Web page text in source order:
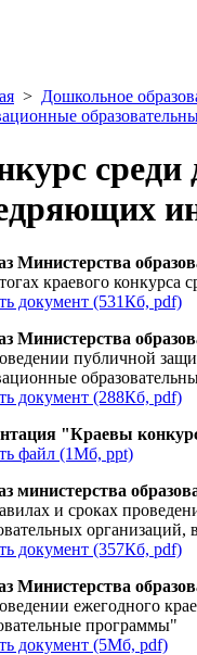
> Дошкольное
Министерства
краевого конкурса
документ (531Кб, pdf)
Министерства
публичной
документ (288Кб, pdf)
"Краевы
файл (1Мб, ppt)
министерства
и сроках
документ (357Кб, pdf)
Министерства
ежегодного
программы"
документ (5Мб, pdf)